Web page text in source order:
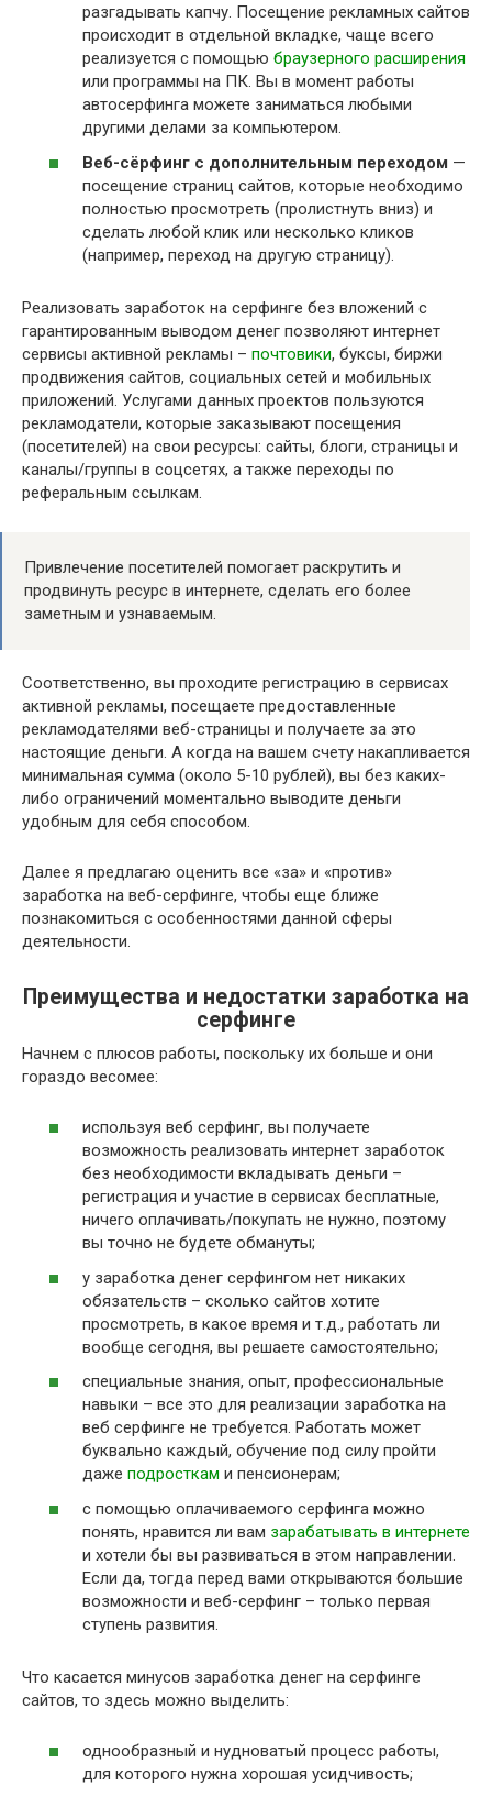
разгадывать капчу. Посещение рекламных сайтов
происходит в отдельной вкладке, чаще всего
реализуется с помощью браузерного расширения
или программы на ПК. Вы в момент работы
автосерфинга можете заниматься любыми
другими делами за компьютером.
Веб-сёрфинг с дополнительным переходом —
посещение страниц сайтов, которые необходимо
полностью просмотреть (пролистнуть вниз) и
сделать любой клик или несколько кликов
(например, переход на другую страницу).
Реализовать заработок на серфинге без вложений с
гарантированным выводом денег позволяют интернет
сервисы активной рекламы – почтовики, буксы, биржи
продвижения сайтов, социальных сетей и мобильных
приложений. Услугами данных проектов пользуются
рекламодатели, которые заказывают посещения
(посетителей) на свои ресурсы: сайты, блоги, страницы и
каналы/группы в соцсетях, а также переходы по
реферальным ссылкам.
Привлечение посетителей помогает раскрутить и
продвинуть ресурс в интернете, сделать его более
заметным и узнаваемым.
Соответственно, вы проходите регистрацию в сервисах
активной рекламы, посещаете предоставленные
рекламодателями веб-страницы и получаете за это
настоящие деньги. А когда на вашем счету накапливается
минимальная сумма (около 5-10 рублей), вы без каких-
либо ограничений моментально выводите деньги
удобным для себя способом.
Далее я предлагаю оценить все «за» и «против»
заработка на веб-серфинге, чтобы еще ближе
познакомиться с особенностями данной сферы
деятельности.
Преимущества и недостатки заработка на
серфинге
Начнем с плюсов работы, поскольку их больше и они
гораздо весомее:
используя веб серфинг, вы получаете
возможность реализовать интернет заработок
без необходимости вкладывать деньги –
регистрация и участие в сервисах бесплатные,
ничего оплачивать/покупать не нужно, поэтому
вы точно не будете обмануты;
у заработка денег серфингом нет никаких
обязательств – сколько сайтов хотите
просмотреть, в какое время и т.д., работать ли
вообще сегодня, вы решаете самостоятельно;
специальные знания, опыт, профессиональные
навыки – все это для реализации заработка на
веб серфинге не требуется. Работать может
буквально каждый, обучение под силу пройти
даже подросткам и пенсионерам;
с помощью оплачиваемого серфинга можно
понять, нравится ли вам зарабатывать в интернете
и хотели бы вы развиваться в этом направлении.
Если да, тогда перед вами открываются большие
возможности и веб-серфинг – только первая
ступень развития.
Что касается минусов заработка денег на серфинге
сайтов, то здесь можно выделить:
однообразный и нудноватый процесс работы,
для которого нужна хорошая усидчивость;